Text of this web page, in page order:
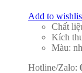
Add to
Chất
Kích
Màu:
Hotline/Zalo: